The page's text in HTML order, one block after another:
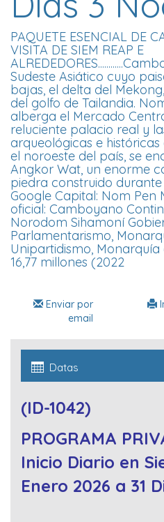
PAQUETE ESENCIAL DE
VISITA DE SIEM REAP E
Sudeste Asiático cuyo
bajas, el delta del
del golfo de Tailandia.
alberga el Mercado
reluciente palacio real y
arqueológicas e
el noroeste del país, se
Angkor Wat, un enorme
piedra construido
Google Capital: Nom Pen
oficial: Camboyano
Norodom Sihamoní
Parlamentarismo,
Unipartidismo,
16,77 millones (2022
Enviar por
email
Datas
(ID-1042)
PROGRAMA
Inicio Diario en
Enero 2026 a 31